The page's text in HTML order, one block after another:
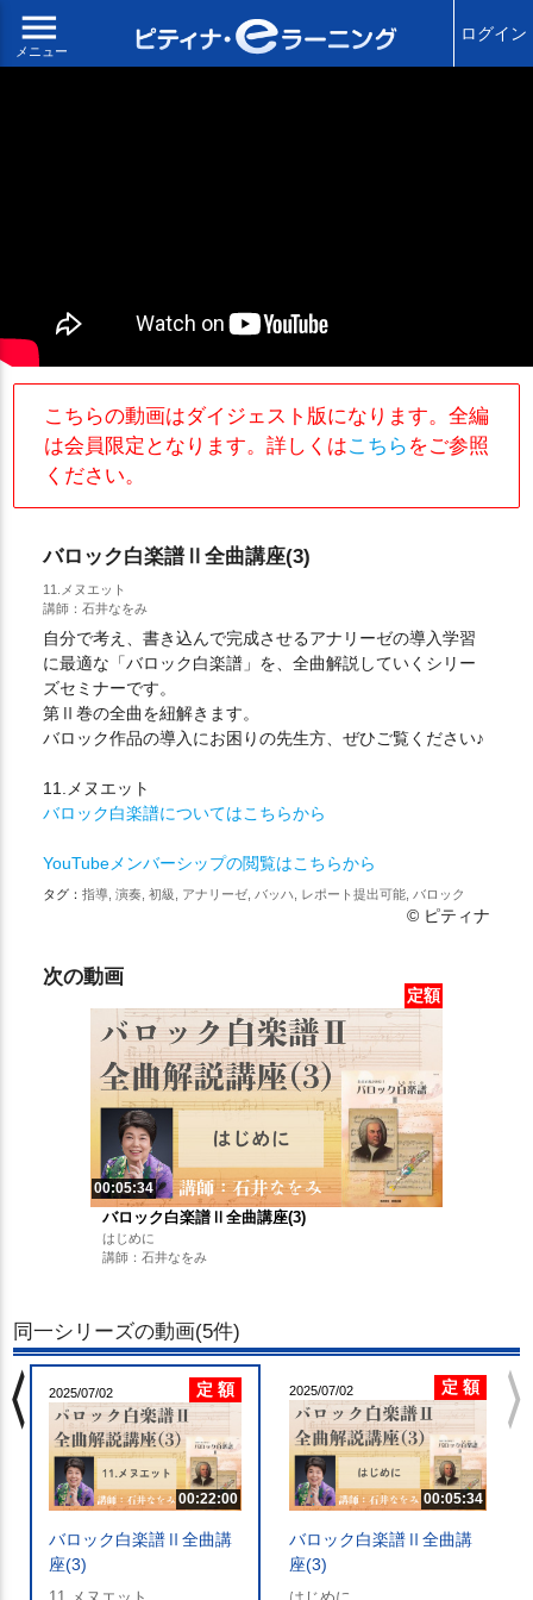
menu
メニュー
ログイン
こちらの動画はダイジェスト版になります。全編
は会員限定となります。詳しくはこちら をご参照
ください。
バロック白楽譜Ⅱ全曲講座(3)
11.メヌエット
講師：石井なをみ
自分で考え、書き込んで完成させるアナリーゼの導入学習
に最適な「バロック白楽譜」を、全曲解説していくシリー
ズセミナーです。
第Ⅱ巻の全曲を紐解きます。
バロック作品の導入にお困りの先生方、ぜひご覧ください♪
11.メヌエット
バロック白楽譜についてはこちらから
YouTubeメンバーシップの閲覧はこちらから
タグ： 指導, 演奏, 初級, アナリーゼ, バッハ, レポート提出可能, バロック
© ピティナ
次の動画
定額
00:05:34
バロック白楽譜Ⅱ全曲講座(3)
はじめに
講師：石井なをみ
同一シリーズの動画(5件)
2025/07/02 定 額
00:22:00
バロック白楽譜Ⅱ全曲講
座(3)
2025/07/02 定 額
00:05:34
バロック白楽譜Ⅱ全曲講
座(3)
chevron_left chevron_right